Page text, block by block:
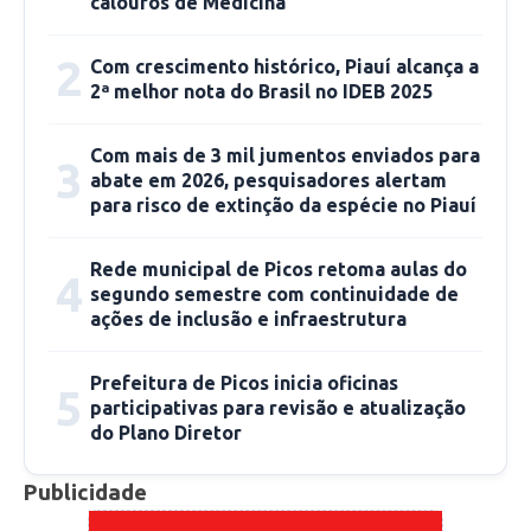
seja, arrecadam os valores junto aos
consumidores através da conta de luz e pagam
Uma medida provisória e um decreto editados
empréstimo ao setor elétrico. Somente a
regulamentação ficou a cargo da Aneel. O
objetivo do governo com o empréstimo é diluir
crise energética de 2021.
dos custo adicional gerado pela escassez
2 Com crescimento histórico, Piauí alcança a
2ª melhor nota do Brasil no IDEB 2025
3 Com mais de 3 mil jumentos enviados para
abate em 2026, pesquisadores alertam
para risco de extinção da espécie no Piauí
4 Rede municipal de Picos retoma aulas do
segundo semestre com continuidade de
ações de inclusão e infraestrutura
5 Prefeitura de Picos inicia oficinas
participativas para revisão e atualização
do Plano Diretor
Publicidade